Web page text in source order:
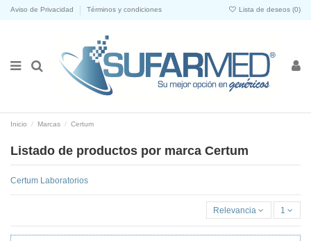
Aviso de Privacidad Términos y condiciones Lista de deseos (0)
Inicio Marcas Certum
Listado de productos por marca Certum
Certum Laboratorios
Relevancia 1